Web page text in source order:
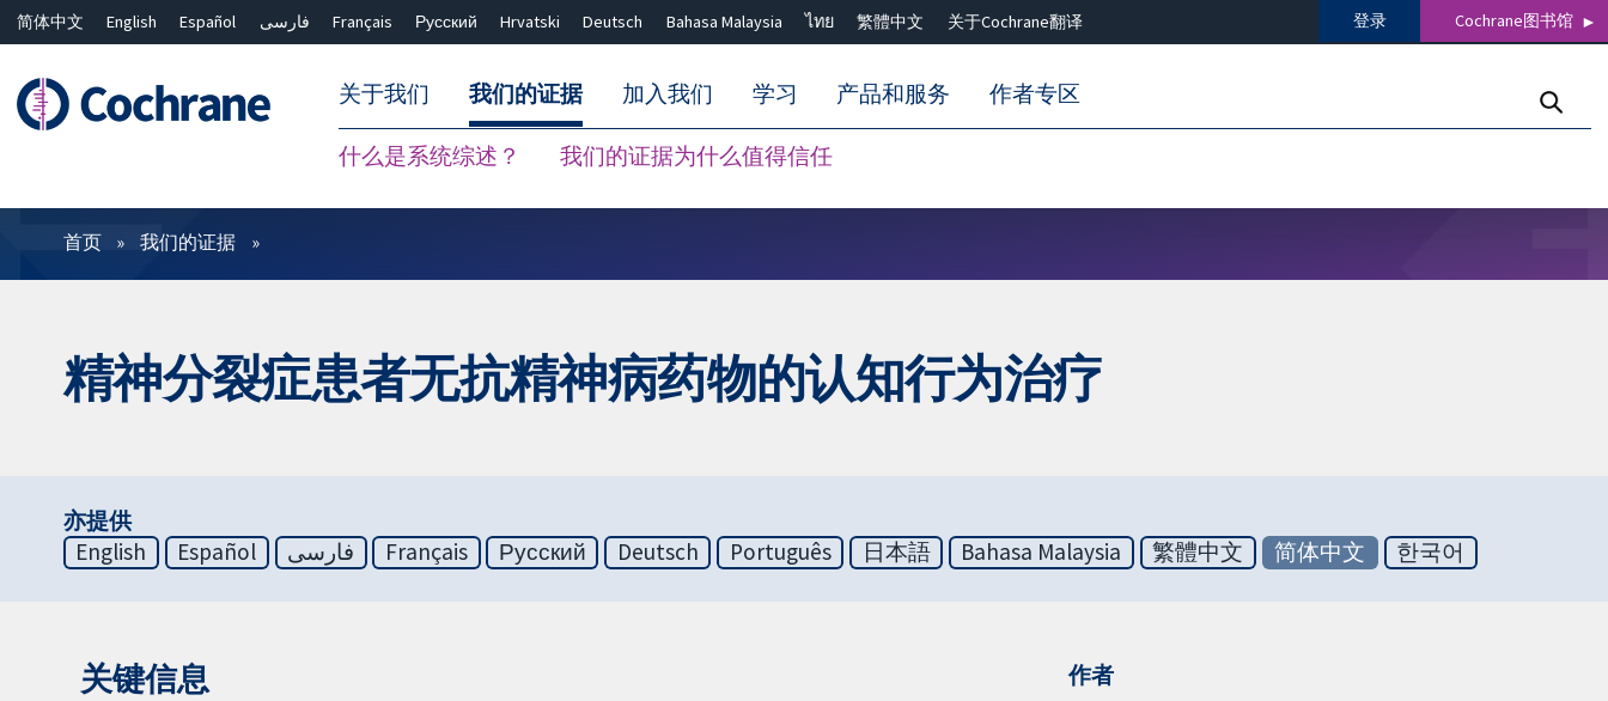
简体中文 English Español فارسی Français Русский Hrvatski Deutsch Bahasa Malaysia ไทย 繁體中文 关于Cochrane翻译 登录 Cochrane图书馆
关于我们 我们的证据
什么是系统综述？ 我们的证据为什么值得信任
加入我们 学习 产品和服务 作者专区
过滤
首页 我们的证据
精神分裂症患者无抗精神病药物的认知行为治疗
亦提供
English
Español فارسی Français Русский Deutsch Português 日本語 Bahasa Malaysia 繁體中文 简体中文 한국어
关键信息
作者